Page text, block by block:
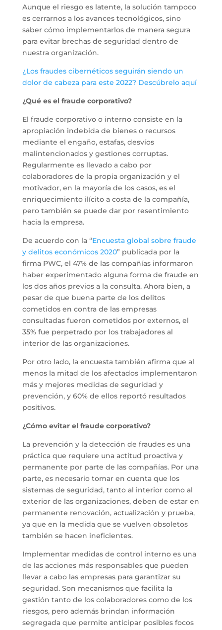
Aunque el riesgo es latente, la solución tampoco
es cerrarnos a los avances tecnológicos, sino
saber cómo implementarlos de manera segura
para evitar brechas de seguridad dentro de
nuestra organización.
¿Los fraudes cibernéticos seguirán siendo un
dolor de cabeza para este 2022? Descúbrelo aquí
¿Qué es el fraude corporativo?
El fraude corporativo o interno consiste en la
apropiación indebida de bienes o recursos
mediante el engaño, estafas, desvíos
malintencionados y gestiones corruptas.
Regularmente es llevado a cabo por
colaboradores de la propia organización y el
motivador, en la mayoría de los casos, es el
enriquecimiento ilícito a costa de la compañía,
pero también se puede dar por resentimiento
hacia la empresa.
De acuerdo con la “Encuesta global sobre fraude
y delitos económicos 2020” publicada por la
firma PWC, el 47% de las compañías informaron
haber experimentado alguna forma de fraude en
los dos años previos a la consulta. Ahora bien, a
pesar de que buena parte de los delitos
cometidos en contra de las empresas
consultadas fueron cometidos por externos, el
35% fue perpetrado por los trabajadores al
interior de las organizaciones.
Por otro lado, la encuesta también afirma que al
menos la mitad de los afectados implementaron
más y mejores medidas de seguridad y
prevención, y 60% de ellos reportó resultados
positivos.
¿Cómo evitar el fraude corporativo?
La prevención y la detección de fraudes es una
práctica que requiere una actitud proactiva y
permanente por parte de las compañías. Por una
parte, es necesario tomar en cuenta que los
sistemas de seguridad, tanto al interior como al
exterior de las organizaciones, deben de estar en
permanente renovación, actualización y prueba,
ya que en la medida que se vuelven obsoletos
también se hacen ineficientes.
Implementar medidas de control interno es una
de las acciones más responsables que pueden
llevar a cabo las empresas para garantizar su
seguridad. Son mecanismos que facilita la
gestión tanto de los colaboradores como de los
riesgos, pero además brindan información
segregada que permite anticipar posibles focos